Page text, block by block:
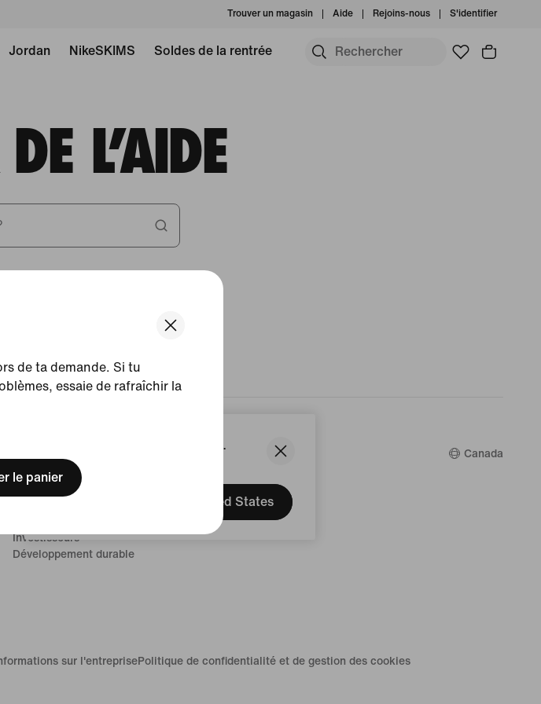
We think you are in United States.
Update your location?
United States
de ta demande. Si tu
essaie de rafraîchir la
le panier
Trouver un magasin Aide Rejoins-nous S'identifier
Jordan NikeSKIMS Soldes de la rentrée
L'AIDE
À propos de Nike
Investisseurs
Développement durable
Canada
sur l'entreprisePolitique de confidentialité et de gestion des cookies